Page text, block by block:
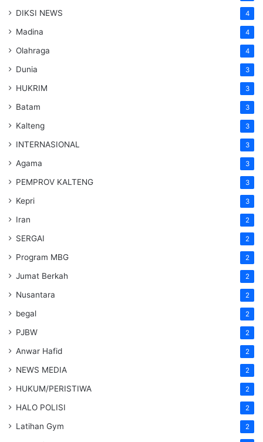
DIKSI NEWS 4
Madina 4
Olahraga 4
Dunia 3
HUKRIM 3
Batam 3
Kalteng 3
INTERNASIONAL 3
Agama 3
PEMPROV KALTENG 3
Kepri 3
Iran 2
SERGAI 2
Program MBG 2
Jumat Berkah 2
Nusantara 2
begal 2
PJBW 2
Anwar Hafid 2
NEWS MEDIA 2
HUKUM/PERISTIWA 2
HALO POLISI 2
Latihan Gym 2